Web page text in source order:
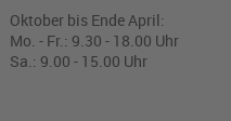
Oktober bis Ende April:
Mo. - Fr.: 9.30 - 18.00 Uhr
Sa.: 9.00 - 15.00 Uhr